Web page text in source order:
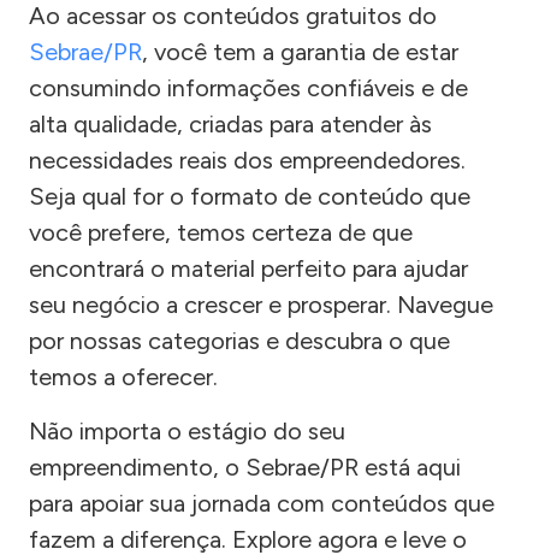
Ao acessar os conteúdos gratuitos do
Sebrae/PR, você tem a garantia de estar
consumindo informações confiáveis e de
alta qualidade, criadas para atender às
necessidades reais dos empreendedores.
Seja qual for o formato de conteúdo que
você prefere, temos certeza de que
encontrará o material perfeito para ajudar
seu negócio a crescer e prosperar. Navegue
por nossas categorias e descubra o que
temos a oferecer.
Não importa o estágio do seu
empreendimento, o Sebrae/PR está aqui
para apoiar sua jornada com conteúdos que
fazem a diferença. Explore agora e leve o